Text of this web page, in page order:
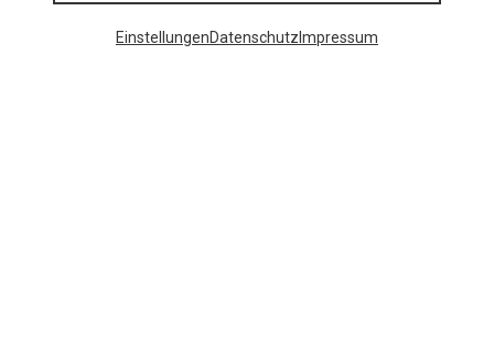
EinstellungenDatenschutz Impressum